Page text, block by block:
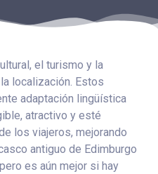
el turismo y la
localización. Estos
adaptación lingüística
atractivo y esté
los viajeros, mejorando
antiguo de Edimburgo
es aún mejor si hay